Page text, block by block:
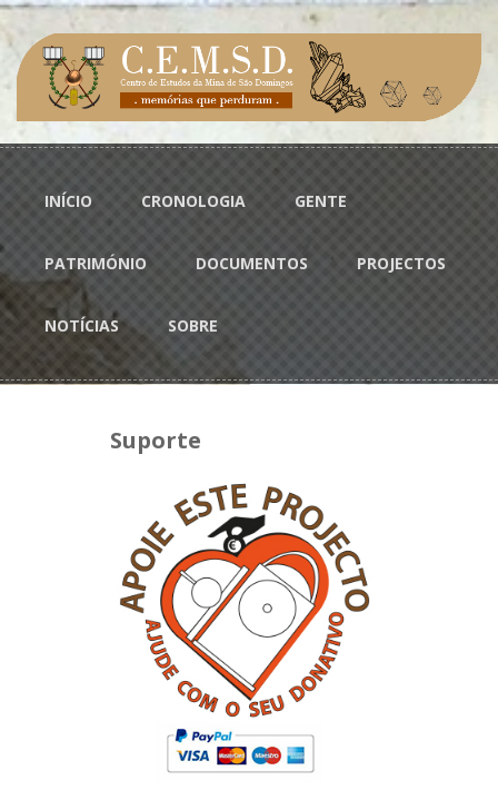
Passar para o conteúdo principal
Menu principal
INÍCIO CRONOLOGIA GENTE
PATRIMÓNIO DOCUMENTOS PROJECTOS
NOTÍCIAS SOBRE
Suporte